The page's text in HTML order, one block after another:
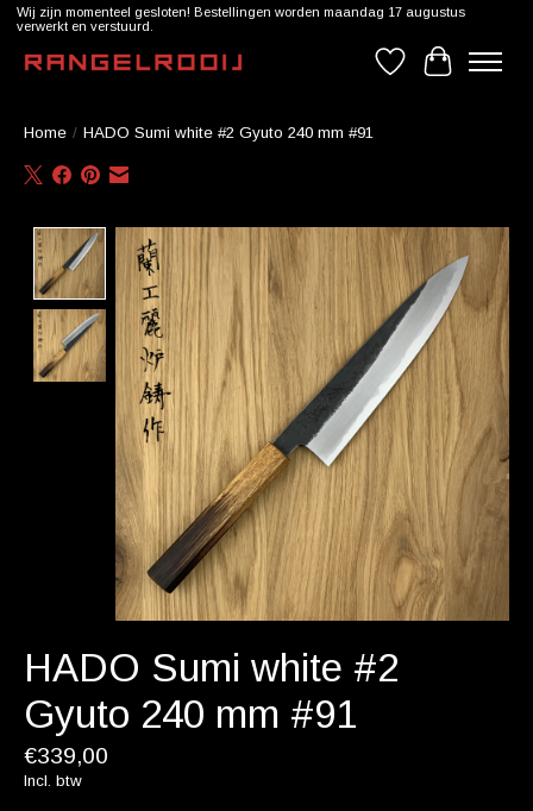
Wij zijn momenteel gesloten! Bestellingen worden maandag 17 augustus
verwerkt en verstuurd.
Verlanglijst
Home / HADO Sumi white #2 Gyuto 240 mm #91
Product image slideshow Items
HADO Sumi white #2
Gyuto 240 mm #91
€339,00
Incl. btw